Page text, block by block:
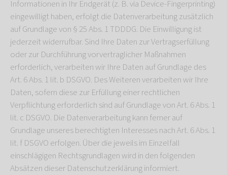
Informationen in Ihr Endgerät (z. B. via Device-Fingerprinting)
eingewilligt haben, erfolgt die Datenverarbeitung zusätzlich
auf Grundlage von § 25 Abs. 1 TDDDG. Die Einwilligung ist
jederzeit widerrufbar. Sind Ihre Daten zur Vertragserfüllung
oder zur Durchführung vorvertraglicher Maßnahmen
erforderlich, verarbeiten wir Ihre Daten auf Grundlage des
Art. 6 Abs. 1 lit. b DSGVO. Des Weiteren verarbeiten wir Ihre
Daten, sofern diese zur Erfüllung einer rechtlichen
Verpflichtung erforderlich sind auf Grundlage von Art. 6 Abs. 1
lit. c DSGVO. Die Datenverarbeitung kann ferner auf
Grundlage unseres berechtigten Interesses nach Art. 6 Abs. 1
lit. f DSGVO erfolgen. Über die jeweils im Einzelfall
einschlägigen Rechtsgrundlagen wird in den folgenden
Absätzen dieser Datenschutzerklärung informiert.